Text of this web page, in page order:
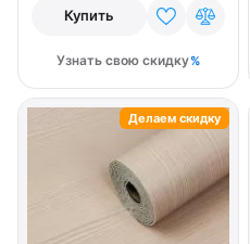
Купить
Узнать свою скидку
Делаем скидку